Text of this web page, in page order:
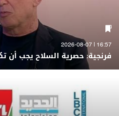
16:57 | 2026-08-07
فرنجية: حصرية السلاح يجب أن